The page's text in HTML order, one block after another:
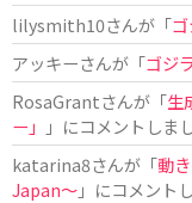
lilysmith10さんが「
アッキーさんが「ゴジ
RosaGrantさんが「生
ー」
」にコメントしま
katarina8さんが「動
Japan〜」にコメント